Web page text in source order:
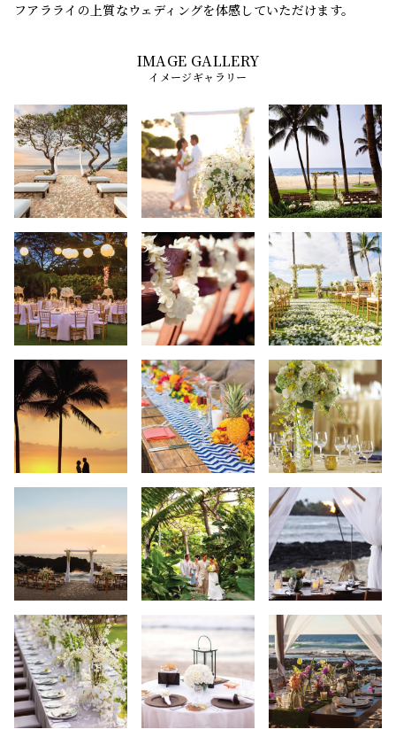
フアラライの上質なウェディングを体感していただけます。
イメージギャラリー